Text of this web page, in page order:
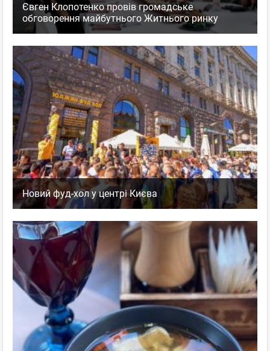
Євген Клопотенко провів громадське
обговорення майбутнього Житнього ринку
Новий фуд-хол у центрі Києва